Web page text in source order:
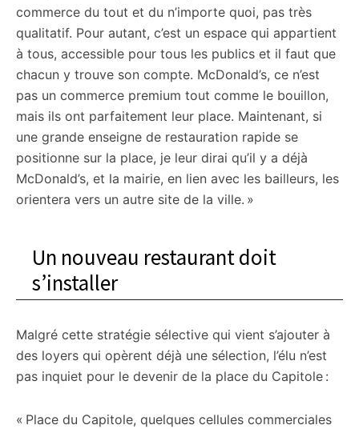
commerce du tout et du n’importe quoi, pas très
qualitatif. Pour autant, c’est un espace qui appartient
à tous, accessible pour tous les publics et il faut que
chacun y trouve son compte. McDonald’s, ce n’est
pas un commerce premium tout comme le bouillon,
mais ils ont parfaitement leur place. Maintenant, si
une grande enseigne de restauration rapide se
positionne sur la place, je leur dirai qu’il y a déjà
McDonald’s, et la mairie, en lien avec les bailleurs, les
orientera vers un autre site de la ville. »
Un nouveau restaurant doit
s’installer
Malgré cette stratégie sélective qui vient s’ajouter à
des loyers qui opèrent déjà une sélection, l’élu n’est
pas inquiet pour le devenir de la place du Capitole :
« Place du Capitole, quelques cellules commerciales